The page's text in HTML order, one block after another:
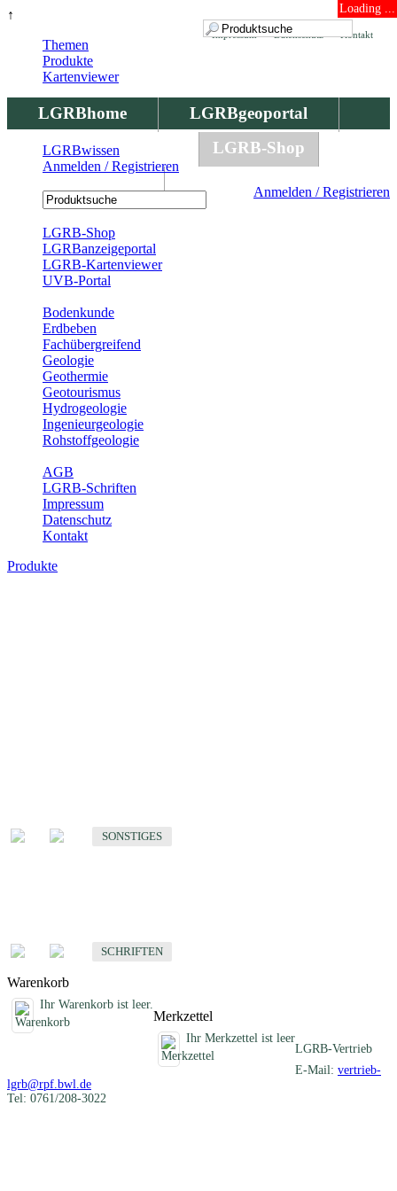
↑ Loading ...
Kontakt
Datenschutz
Impressum
LGRBhome
LGRBgeoportal
LGRBbohrungen
LGRB-Shop
Anmelden / Registrieren
Themen
Produkte
Kartenviewer
LGRBwissen
Anmelden / Registrieren
LGRB-Shop
LGRBanzeigeportal
LGRB-Kartenviewer
UVB-Portal
Bodenkunde
Erdbeben
Fachübergreifend
Geologie
Geothermie
Geotourismus
Hydrogeologie
Ingenieurgeologie
Rohstoffgeologie
AGB
LGRB-Schriften
Impressum
Datenschutz
Kontakt
Produkte
SONSTIGES
SCHRIFTEN
Warenkorb
Ihr Warenkorb ist leer.
Merkzettel
Ihr Merkzettel ist leer
LGRB-Vertrieb
E-Mail: vertrieb-
lgrb@rpf.bwl.de
Tel: 0761/208-3022